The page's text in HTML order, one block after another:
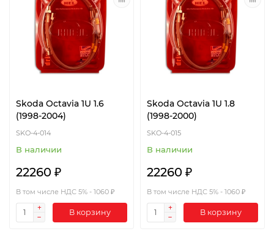
Skoda Octavia 1U 1.6
(1998-2004)
SKO-4-014
В наличии
22260 ₽
В том числе НДС 5% - 1060 ₽
В корзину
Skoda Octavia 1U 1.8
(1998-2000)
SKO-4-015
В наличии
22260 ₽
В том числе НДС 5% - 1060 ₽
В корзину